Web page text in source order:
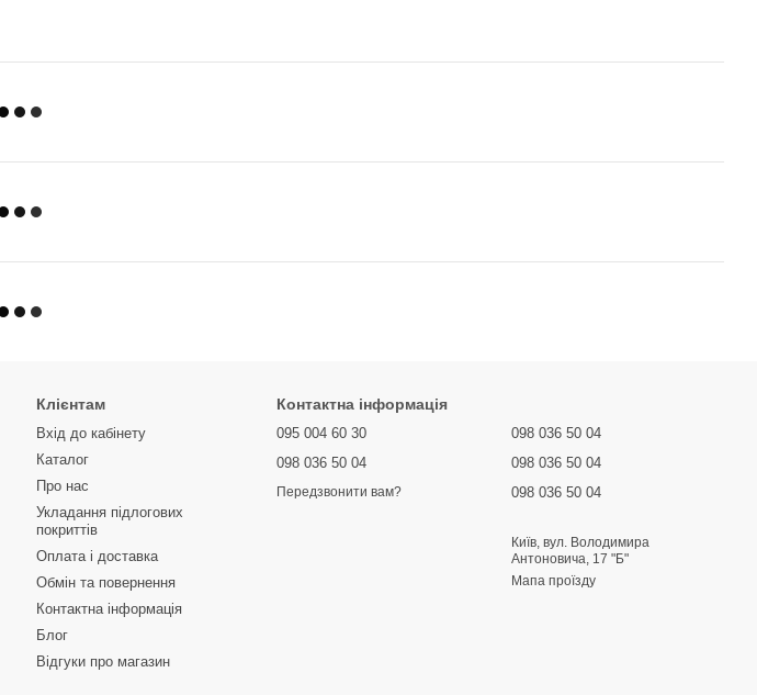
Клієнтам
Вхід до кабінету
Каталог
Про нас
Укладання підлогових
покриттів
Оплата і доставка
Обмін та повернення
Контактна інформація
Блог
Відгуки про магазин
Контактна інформація
095 004 60 30
098 036 50 04
Передзвонити вам?
098 036 50 04
098 036 50 04
098 036 50 04
Київ, вул. Володимира
Антоновича, 17 "Б"
Мапа проїзду